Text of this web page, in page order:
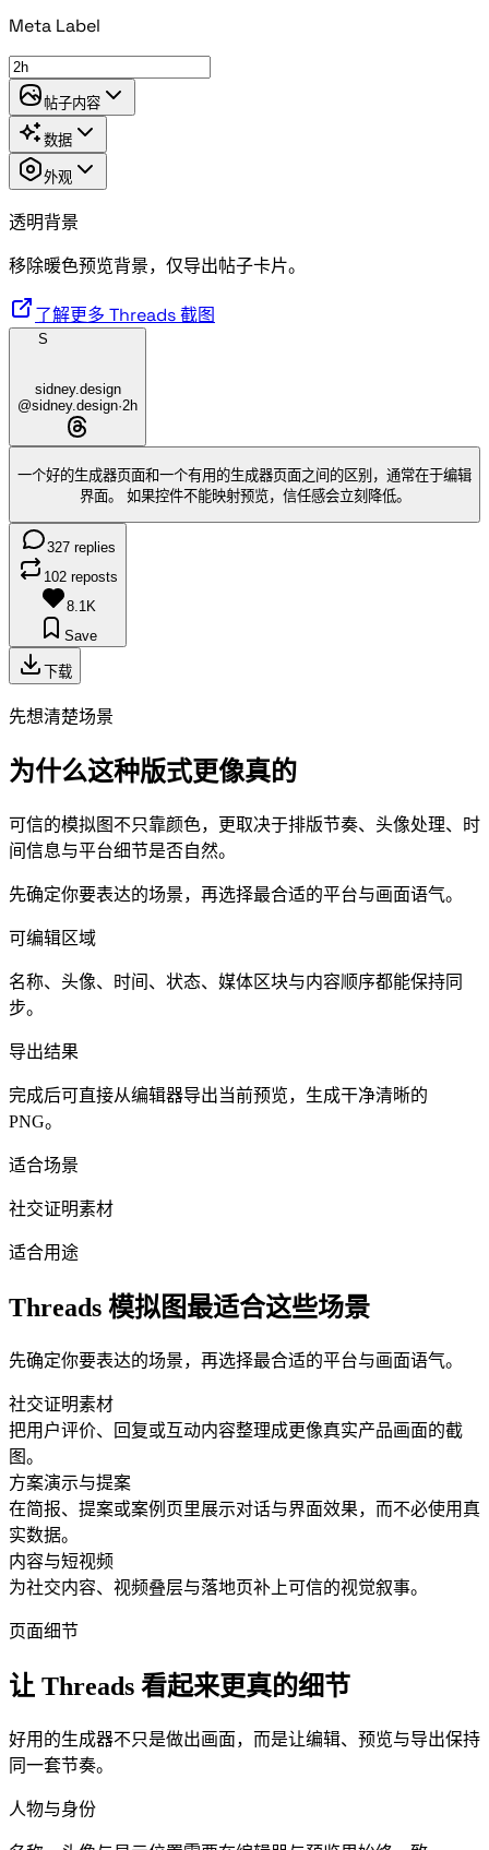
Meta Label
帖子内容
数据
外观
透明背景
移除暖色预览背景，仅导出帖子卡片。
了解更多 Threads 截图
S
sidney.design
@sidney.design·2h
一个好的生成器页面和一个有用的生成器页面之间的区别，通常在于编辑
界面。 如果控件不能映射预览，信任感会立刻降低。
327 replies
102 reposts
8.1K
Save
下载
先想清楚场景
为什么这种版式更像真的
可信的模拟图不只靠颜色，更取决于排版节奏、头像处理、时
间信息与平台细节是否自然。
先确定你要表达的场景，再选择最合适的平台与画面语气。
可编辑区域
名称、头像、时间、状态、媒体区块与内容顺序都能保持同
步。
导出结果
完成后可直接从编辑器导出当前预览，生成干净清晰的
PNG。
适合场景
社交证明素材
适合用途
Threads 模拟图最适合这些场景
先确定你要表达的场景，再选择最合适的平台与画面语气。
社交证明素材
把用户评价、回复或互动内容整理成更像真实产品画面的截
图。
方案演示与提案
在简报、提案或案例页里展示对话与界面效果，而不必使用真
实数据。
内容与短视频
为社交内容、视频叠层与落地页补上可信的视觉叙事。
页面细节
让 Threads 看起来更真的细节
好用的生成器不只是做出画面，而是让编辑、预览与导出保持
同一套节奏。
人物与身份